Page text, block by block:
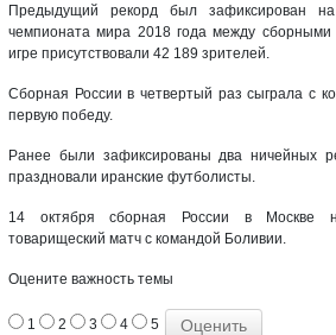
Предыдущий рекорд был зафиксирован на
чемпионата мира 2018 года между
игре присутствовали 42 189 зрителей.
Сборная России в четвертый раз сыграла с
первую победу.
Ранее были зафиксированы два ничейных
праздновали иранские футболисты.
14 октября сборная России в Москве
товарищеский матч с командой Боливии.
Оцените важность темы
1 2 3 4 5